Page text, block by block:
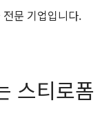
문 기업입니다.
스티로폼